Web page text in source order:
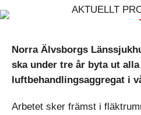
Norra Älvsborgs
ska under tre år byta ut alla
luftbehandlingsaggregat i
Arbetet sker främst i